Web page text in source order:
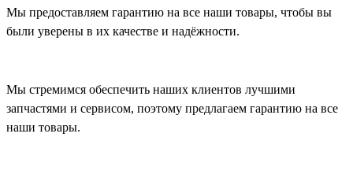
Мы предоставляем гарантию на все наши товары, чтобы вы
были уверены в их качестве и надёжности.
Мы стремимся обеспечить наших клиентов лучшими
запчастями и сервисом, поэтому предлагаем гарантию на все
наши товары.